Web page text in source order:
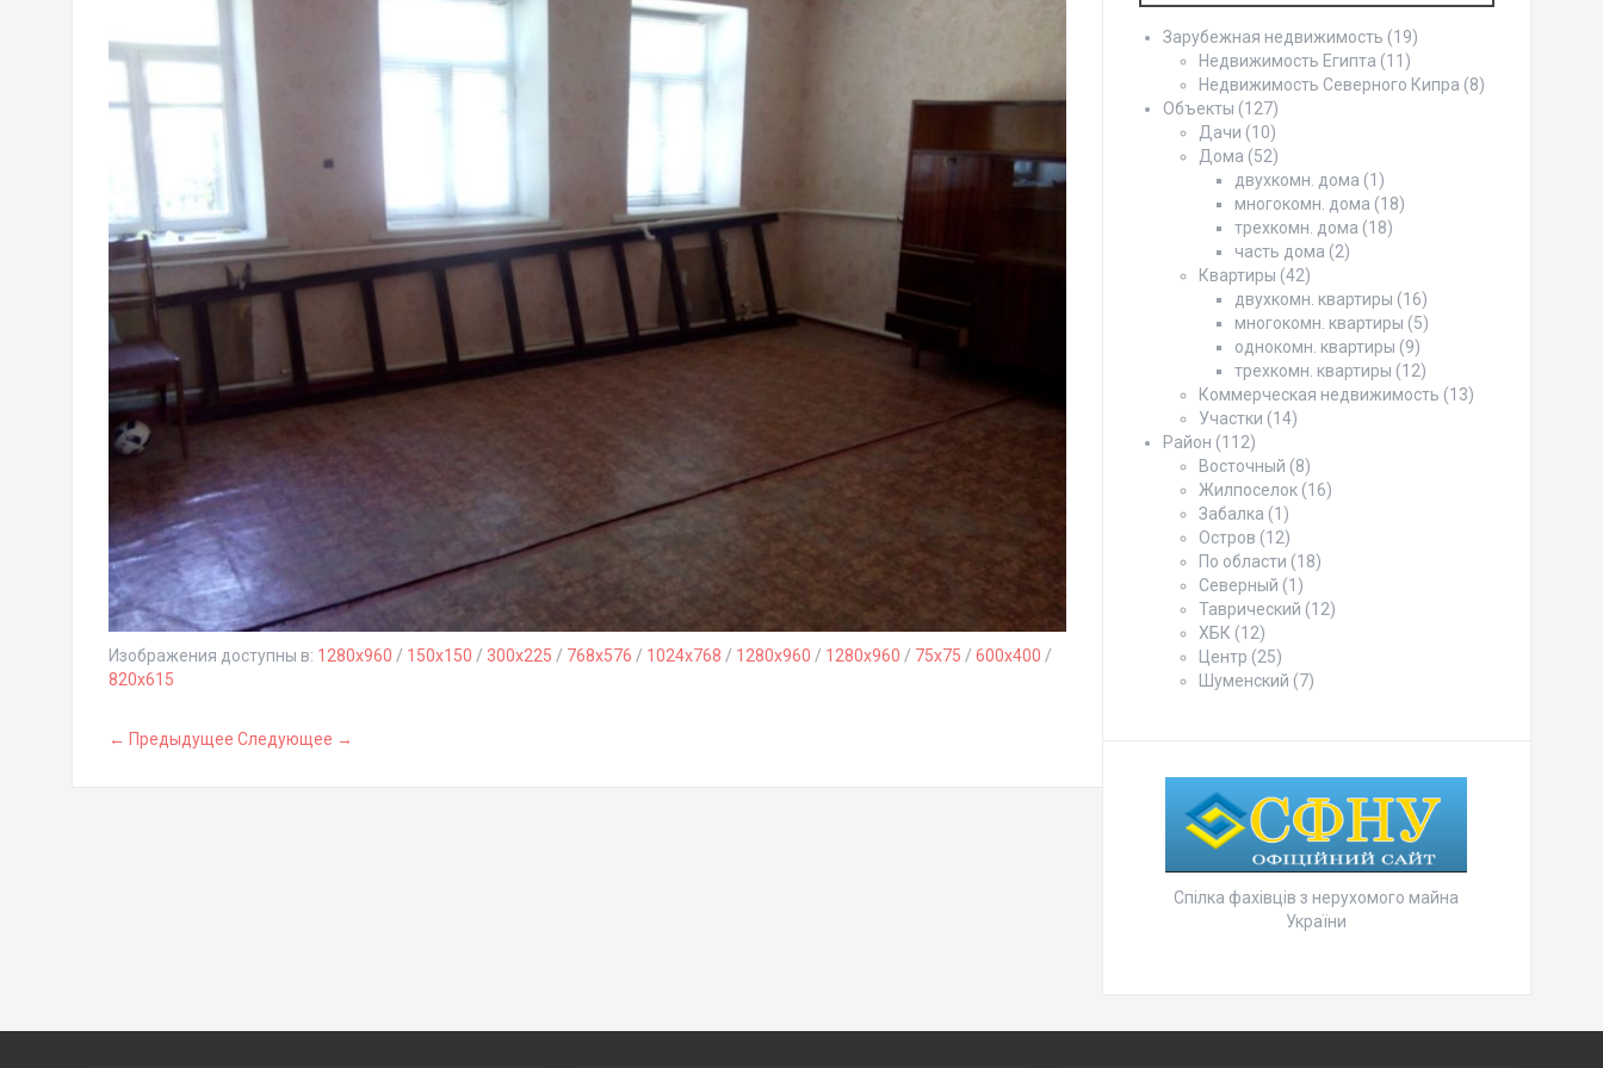
Изображения доступны в: 1280x960 / 150x150 / 300x225 / 768x576 / 1024x768 / 1280x960 / 1280x960 / 75x75 / 600x400 /
820x615
← Предыдущее Следующее →
Зарубежная недвижимость (19)
Недвижимость Египта (11)
Недвижимость Северного Кипра (8)
Объекты (127)
Дачи (10)
Дома (52)
двухкомн. дома (1)
многокомн. дома (18)
трехкомн. дома (18)
часть дома (2)
Квартиры (42)
двухкомн. квартиры (16)
многокомн. квартиры (5)
однокомн. квартиры (9)
трехкомн. квартиры (12)
Коммерческая недвижимость (13)
Участки (14)
Район (112)
Восточный (8)
Жилпоселок(16)
Забалка (1)
Остров (12)
По области (18)
Северный (1)
Таврический (12)
ХБК (12)
Центр (25)
Шуменский (7)
Спілка фахівців з нерухомого майна
України